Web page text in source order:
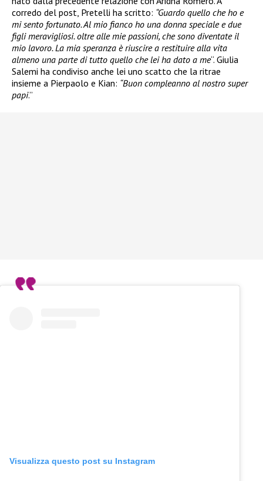
corredo del post, Pretelli ha scritto: “Guardo quello che ho e
mi sento fortunato. Al mio fianco ho una donna speciale e due
figli meravigliosi. oltre alle mie passioni, che sono diventate il
mio lavoro. La mia speranza è riuscire a restituire alla vita
almeno una parte di tutto quello che lei ha dato a me“. Giulia
Salemi ha condiviso anche lei uno scatto che la ritrae
insieme a Pierpaolo e Kian: “Buon compleanno al nostro super
papi.”
Visualizza questo post su Instagram